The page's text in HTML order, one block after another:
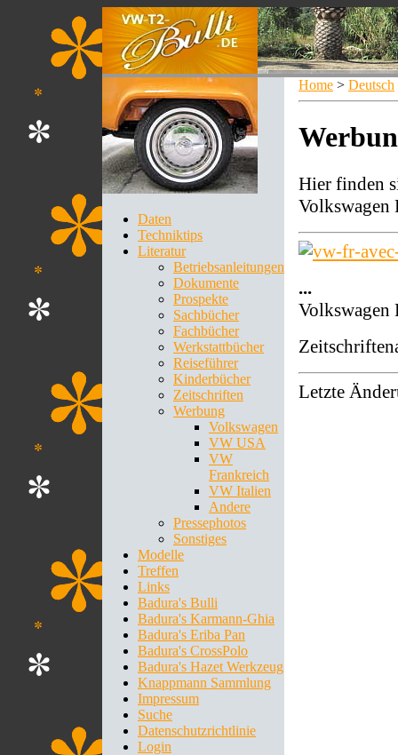
Daten
Techniktips
Literatur
Betriebsanleitungen
Dokumente
Prospekte
Sachbücher
Fachbücher
Werkstattbücher
Reiseführer
Kinderbücher
Zeitschriften
Werbung
Volkswagen
VW USA
VW
Frankreich
VW Italien
Andere
Pressephotos
Sonstiges
Modelle
Treffen
Links
Badura's Bulli
Badura's Karmann-Ghia
Badura's Eriba Pan
Badura's CrossPolo
Badura's Hazet Werkzeug
Knappmann Sammlung
Impressum
Suche
Datenschutzrichtlinie
Login
Home > Deutsch
Hier finden
Volkswagen
...
Volkswagen
Letzte